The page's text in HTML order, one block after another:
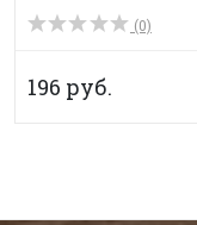
(0)
196 руб.